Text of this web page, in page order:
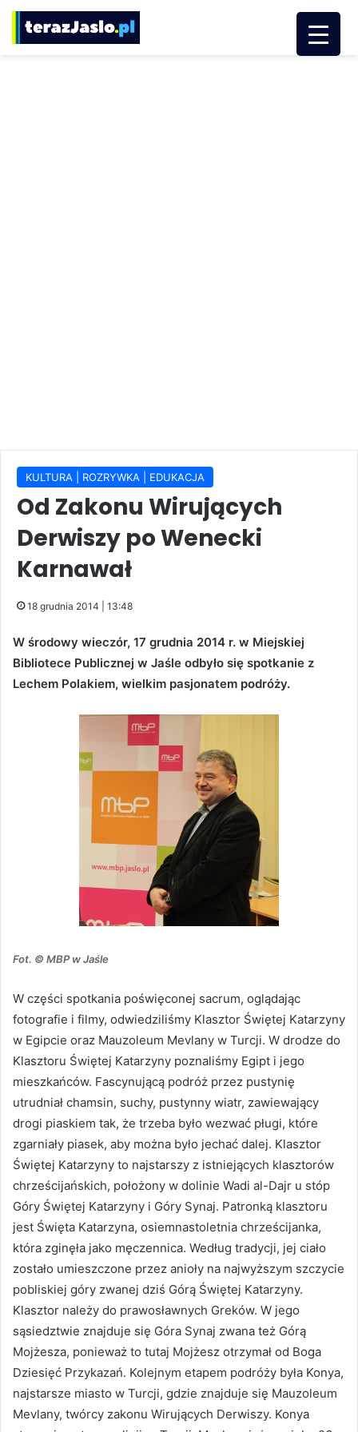
KULTURA | ROZRYWKA | EDUKACJA
Od Zakonu Wirujących
Derwiszy po Wenecki
Karnawał
18 grudnia 2014 | 13:48
W środowy wieczór, 17 grudnia 2014 r. w Miejskiej
Bibliotece Publicznej w Jaśle odbyło się spotkanie z
Lechem Polakiem, wielkim pasjonatem podróży.
Fot. © MBP w Jaśle
W części spotkania poświęconej sacrum, oglądając
fotografie i filmy, odwiedziliśmy Klasztor Świętej Katarzyny
w Egipcie oraz Mauzoleum Mevlany w Turcji. W drodze do
Klasztoru Świętej Katarzyny poznaliśmy Egipt i jego
mieszkańców. Fascynującą podróż przez pustynię
utrudniał chamsin, suchy, pustynny wiatr, zawiewający
drogi piaskiem tak, że trzeba było wezwać pługi, które
zgarniały piasek, aby można było jechać dalej. Klasztor
Świętej Katarzyny to najstarszy z istniejących klasztorów
chrześcijańskich, położony w dolinie Wadi al-Dajr u stóp
Góry Świętej Katarzyny i Góry Synaj. Patronką klasztoru
jest Święta Katarzyna, osiemnastoletnia chrześcijanka,
która zginęła jako męczennica. Według tradycji, jej ciało
zostało umieszczone przez anioły na najwyższym szczycie
pobliskiej góry zwanej dziś Górą Świętej Katarzyny.
Klasztor należy do prawosławnych Greków. W jego
sąsiedztwie znajduje się Góra Synaj zwana też Górą
Mojżesza, ponieważ to tutaj Mojżesz otrzymał od Boga
Dziesięć Przykazań. Kolejnym etapem podróży była Konya,
najstarsze miasto w Turcji, gdzie znajduje się Mauzoleum
Mevlany, twórcy zakonu Wirujących Derwiszy. Konya